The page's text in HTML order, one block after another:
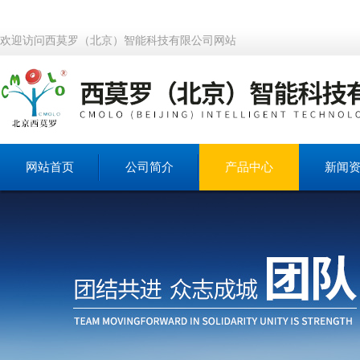
欢迎访问西莫罗（北京）智能科技有限公司网站
网站首页 公司简介 产品中心 新闻